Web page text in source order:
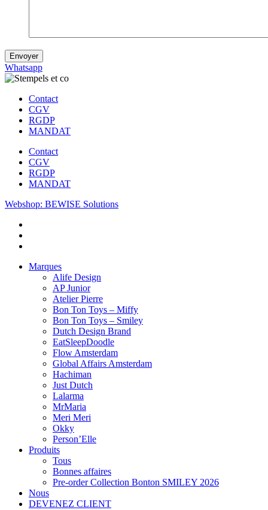
Envoyer
Whatsapp
Contact
CGV
RGDP
MANDAT
Contact
CGV
RGDP
MANDAT
Webshop: BEWISE Solutions
Marques
Alife Design
AP Junior
Atelier Pierre
Bon Ton Toys – Miffy
Bon Ton Toys – Smiley
Dutch Design Brand
EatSleepDoodle
Flow Amsterdam
Global Affairs Amsterdam
Hachiman
Just Dutch
Lalarma
MrMaria
Meri Meri
Okky
Person’Elle
Produits
Tous
Bonnes affaires
Pre-order Collection Bonton SMILEY 2026
Nous
DEVENEZ CLIENT